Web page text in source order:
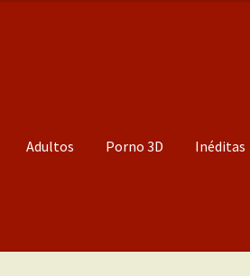
Adultos Porno 3D Inéditas